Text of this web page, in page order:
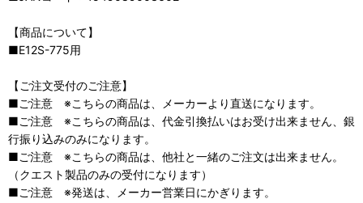
【商品について】
■E12S-775用
【ご注文受付のご注意】
■ご注意 ※こちらの商品は、メーカーより直送になります。
■ご注意 ※こちらの商品は、代金引換払いはお受け出来ません、銀
行振り込みのみになります。
■ご注意 ※こちらの商品は、他社と一緒のご注文は出来ません。
（クエスト製品のみの受付になります）
■ご注意 ※発送は、メーカー営業日にかぎります。